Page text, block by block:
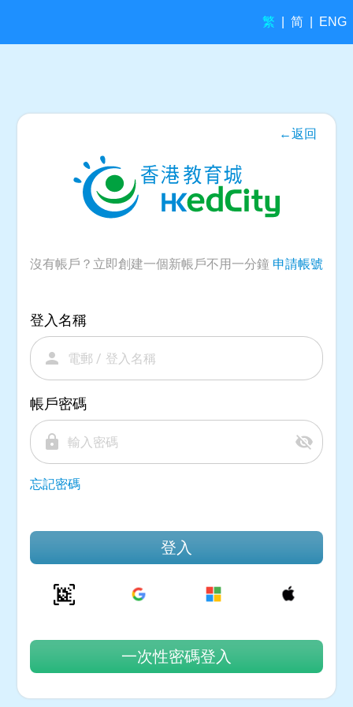
繁 简 ENG
←返回
沒有帳戶？立即創建一個新帳戶不用一分鐘 申請帳號
登入名稱
person
帳戶密碼
lock visibility_off
忘記密碼